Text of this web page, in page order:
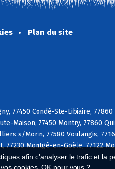
afin d'analyser le trafic et la
cookies. OK pour vous ?
Plan du site
77450 Condé-Ste-Libiaire,
Maison, 77450 Montry, 77860
s/Morin, 77580 Voulangis,
Montgé-en-Goële, 77122